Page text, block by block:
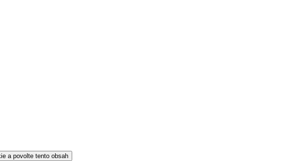
a povolte tento obsah